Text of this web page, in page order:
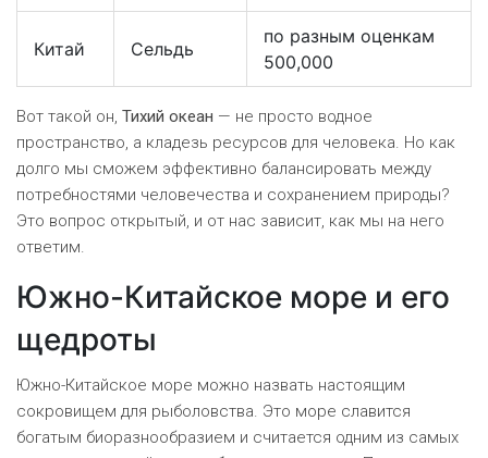
Китай Сельдь
по разным оценкам
500,000
Вот такой он, Тихий океан — не просто водное
пространство, а кладезь ресурсов для человека. Но как
долго мы сможем эффективно балансировать между
потребностями человечества и сохранением природы?
Это вопрос открытый, и от нас зависит, как мы на него
ответим.
Южно-Китайское море и его
щедроты
Южно-Китайское море можно назвать настоящим
сокровищем для рыболовства. Это море славится
богатым биоразнообразием и считается одним из самых